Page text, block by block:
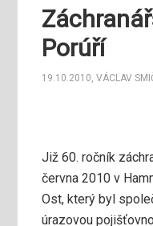
Porúří
19.10.2010,VÁCLAV
Již 60. ročník
června 2010 v
Ost, který byl
úrazovou